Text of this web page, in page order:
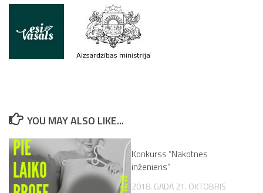
YOU MAY ALSO LIKE...
Konkurss “Nakotnes
inženieris”
2018. GADA 21. OKTOBRIS